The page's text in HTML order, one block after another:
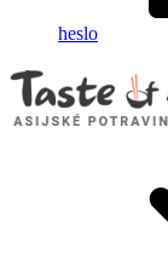
heslo